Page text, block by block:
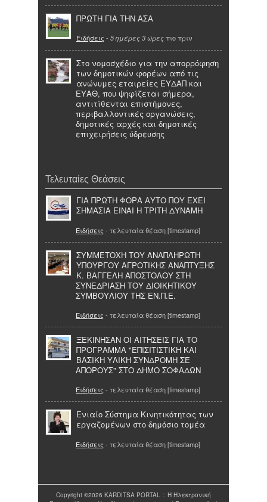
ΠΡΩΤΗ ΓΙΑ ΤΗΝ ΑΣΑ
Ειδήσεις - 5 ημέρες 3 ώρες πιο πριν
Στο νομοσχέδιο για την απορρόφηση
των δημοτικών φορέων από τις
ανώνυμες εταιρείες ΕΥΔΑΠ και
ΕΥΑΘ, που ψηφίζεται σήμερα,
αντιτίθενται επιστήμονες,
περιβαλλοντικές οργανώσεις,
δημοτικές αρχές και δημοτικές
επιχειρήσεις ύδρευσης
Τελευταίες Θεάσεις
ΓΙΑ ΠΡΩΤΗ ΦΟΡΑ ΑΥΤΟ ΠΟΥ ΕΧΕΙ
ΣΗΜΑΣΙΑ ΕΙΝΑΙ Η ΤΡΙΤΗ ΔΥΝΑΜΗ
Ειδήσεις - τελευταία θέαση [timestamp]
ΣΥΜΜΕΤΟΧΗ ΤΟΥ ΑΝΑΠΛΗΡΩΤΗ
ΥΠΟΥΡΓΟΥ ΑΓΡΟΤΙΚΗΣ ΑΝΑΠΤΥΞΗΣ
Κ. ΒΑΓΓΕΛΗ ΑΠΟΣΤΟΛΟΥ ΣΤΗ
ΣΥΝΕΔΡΙΑΣΗ ΤΟΥ ΔΙΟΙΚΗΤΙΚΟΥ
ΣΥΜΒΟΥΛΙΟΥ ΤΗΣ ΕΝ.Π.Ε.
Ειδήσεις - τελευταία θέαση [timestamp]
ΞΕΚΙΝΗΣΑΝ ΟΙ ΑΙΤΗΣΕΙΣ ΓΙΑ ΤΟ
ΠΡΟΓΡΑΜΜΑ "ΕΠΙΣΙΤΙΣΤΙΚΗ ΚΑΙ
ΒΑΣΙΚΗ ΥΛΙΚΗ ΣΥΝΔΡΟΜΗ ΣΕ
ΑΠΟΡΟΥΣ" ΣΤΟ ΔΗΜΟ ΣΟΦΑΔΩΝ
Ειδήσεις - τελευταία θέαση [timestamp]
Ενιαίο Σύστημα Κινητικότητας των
εργαζομένων στο δημόσιο τομέα
Ειδήσεις - τελευταία θέαση [timestamp]
Copyright ©2026 KARDITSA PORTAL :: Η Ηλεκτρονική